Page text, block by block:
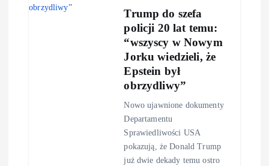
Trump do szefa
policji 20 lat temu:
“wszyscy w Nowym
Jorku wiedzieli, że
Epstein był
obrzydliwy”
Nowo ujawnione dokumenty
Departamentu
Sprawiedliwości USA
pokazują, że Donald Trump
już dwie dekady temu ostro